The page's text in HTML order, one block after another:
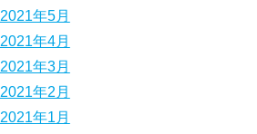
2021年5月
2021年4月
2021年3月
2021年2月
2021年1月